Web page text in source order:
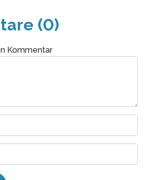
(0)
Kommentar